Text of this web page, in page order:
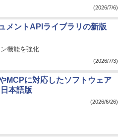
(2026/7/6)
メントAPIライブラリの新版
機能を強化
(2026/7/3)
MCPに対応したソフトウェア
本語版
(2026/6/26)